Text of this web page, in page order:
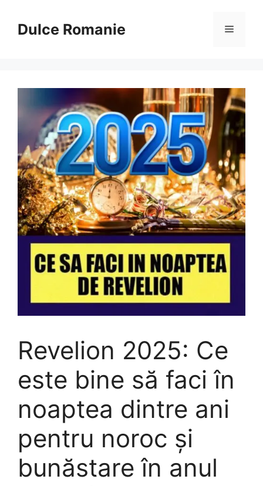
conținutDulce Romanie Meniu
Revelion 2025: Ce
este bine să faci în
noaptea dintre ani
pentru noroc și
bunăstare în anul